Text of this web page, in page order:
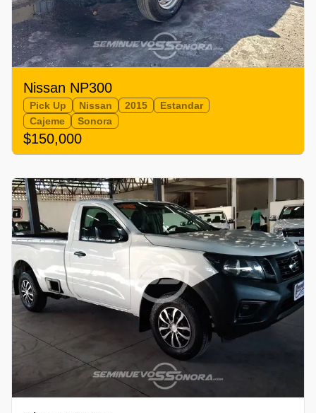
Nissan NP300
Pick Up Nissan 2015
Estandar
Cajeme
Sonora
$150,000